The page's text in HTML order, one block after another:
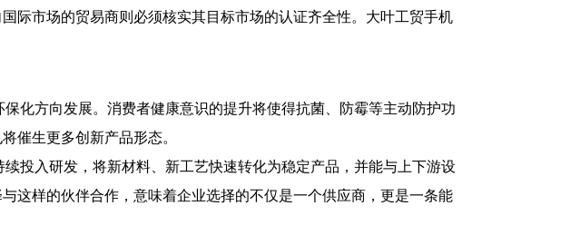
际市场的贸易商则必须核实其目标市场的认证齐全性。大叶工贸手机
化方向发展。消费者健康意识的提升将使得抗菌、防霉等主动防护功
催生更多创新产品形态。
投入研发，将新材料、新工艺快速转化为稳定产品，并能与上下游设
这样的伙伴合作，意味着企业选择的不仅是一个供应商，更是一条能